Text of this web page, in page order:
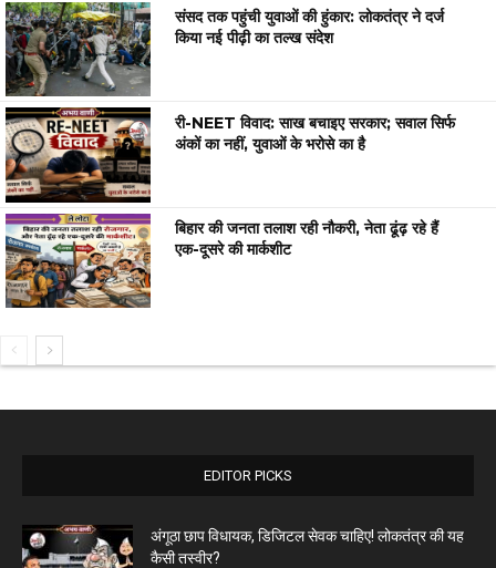
संसद तक पहुंची युवाओं की हुंकार: लोकतंत्र ने दर्ज
किया नई पीढ़ी का तल्ख संदेश
री-NEET विवाद: साख बचाइए सरकार; सवाल सिर्फ
अंकों का नहीं, युवाओं के भरोसे का है
बिहार की जनता तलाश रही नौकरी, नेता ढूंढ़ रहे हैं
एक-दूसरे की मार्कशीट
EDITOR PICKS
अंगूठा छाप विधायक, डिजिटल सेवक चाहिए! लोकतंत्र की यह
कैसी तस्वीर?